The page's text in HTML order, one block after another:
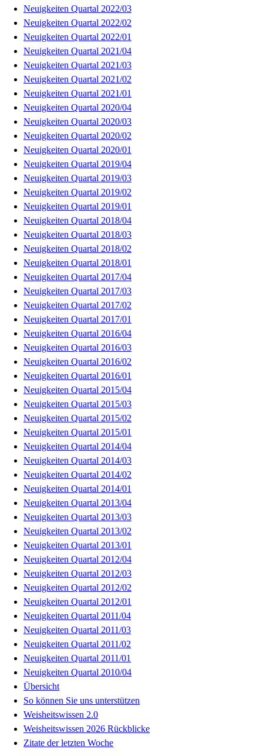
Neuigkeiten Quartal 2022/03
Neuigkeiten Quartal 2022/02
Neuigkeiten Quartal 2022/01
Neuigkeiten Quartal 2021/04
Neuigkeiten Quartal 2021/03
Neuigkeiten Quartal 2021/02
Neuigkeiten Quartal 2021/01
Neuigkeiten Quartal 2020/04
Neuigkeiten Quartal 2020/03
Neuigkeiten Quartal 2020/02
Neuigkeiten Quartal 2020/01
Neuigkeiten Quartal 2019/04
Neuigkeiten Quartal 2019/03
Neuigkeiten Quartal 2019/02
Neuigkeiten Quartal 2019/01
Neuigkeiten Quartal 2018/04
Neuigkeiten Quartal 2018/03
Neuigkeiten Quartal 2018/02
Neuigkeiten Quartal 2018/01
Neuigkeiten Quartal 2017/04
Neuigkeiten Quartal 2017/03
Neuigkeiten Quartal 2017/02
Neuigkeiten Quartal 2017/01
Neuigkeiten Quartal 2016/04
Neuigkeiten Quartal 2016/03
Neuigkeiten Quartal 2016/02
Neuigkeiten Quartal 2016/01
Neuigkeiten Quartal 2015/04
Neuigkeiten Quartal 2015/03
Neuigkeiten Quartal 2015/02
Neuigkeiten Quartal 2015/01
Neuigkeiten Quartal 2014/04
Neuigkeiten Quartal 2014/03
Neuigkeiten Quartal 2014/02
Neuigkeiten Quartal 2014/01
Neuigkeiten Quartal 2013/04
Neuigkeiten Quartal 2013/03
Neuigkeiten Quartal 2013/02
Neuigkeiten Quartal 2013/01
Neuigkeiten Quartal 2012/04
Neuigkeiten Quartal 2012/03
Neuigkeiten Quartal 2012/02
Neuigkeiten Quartal 2012/01
Neuigkeiten Quartal 2011/04
Neuigkeiten Quartal 2011/03
Neuigkeiten Quartal 2011/02
Neuigkeiten Quartal 2011/01
Neuigkeiten Quartal 2010/04
Übersicht
So können Sie uns unterstützen
Weisheitswissen 2.0
Weisheitswissen 2026 Rückblicke
Zitate der letzten Woche